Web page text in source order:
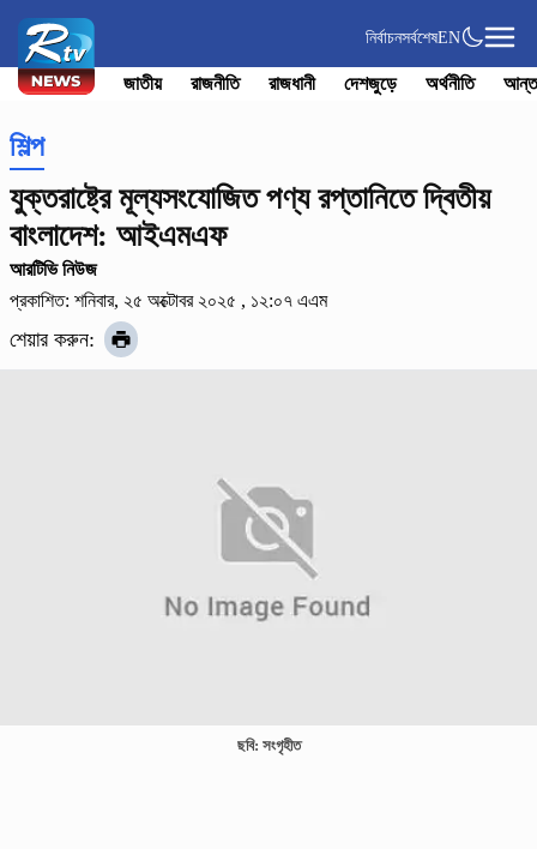
নির্বাচনসর্বশেষEN
জাতীয় রাজনীতি রাজধানী দেশজুড়ে অর্থনীতি
শিল্প
যুক্তরাষ্ট্রে মূল্যসংযোজিত পণ্য রপ্তানিতে দ্বিতীয়
বাংলাদেশ: আইএমএফ
আরটিভি নিউজ
প্রকাশিত: শনিবার, ২৫ অক্টোবর ২০২৫ , ১২:০৭ এএম
শেয়ার করুন:
ছবি: সংগৃহীত